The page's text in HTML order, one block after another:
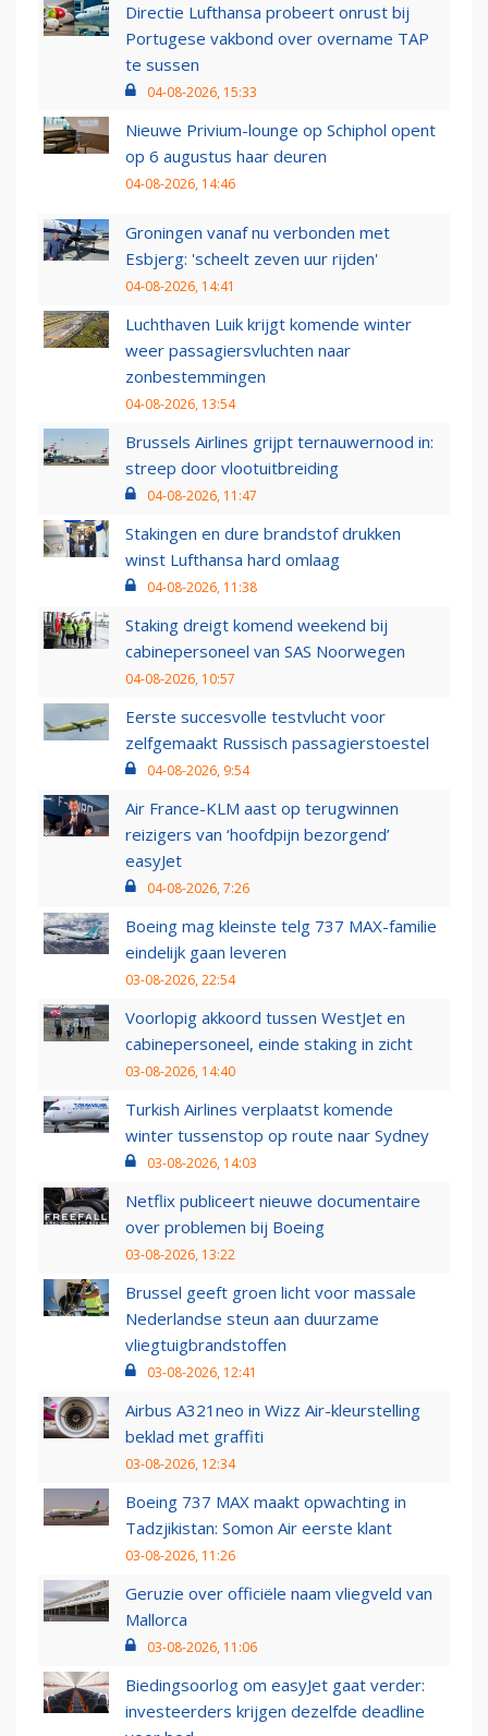
Directie Lufthansa probeert onrust bij
Portugese vakbond over overname TAP
te sussen
04-08-2026, 15:33
Nieuwe Privium-lounge op Schiphol opent
op 6 augustus haar deuren
04-08-2026, 14:46
Groningen vanaf nu verbonden met
Esbjerg: 'scheelt zeven uur rijden'
04-08-2026, 14:41
Luchthaven Luik krijgt komende winter
weer passagiersvluchten naar
zonbestemmingen
04-08-2026, 13:54
Brussels Airlines grijpt ternauwernood in:
streep door vlootuitbreiding
04-08-2026, 11:47
Stakingen en dure brandstof drukken
winst Lufthansa hard omlaag
04-08-2026, 11:38
Staking dreigt komend weekend bij
cabinepersoneel van SAS Noorwegen
04-08-2026, 10:57
Eerste succesvolle testvlucht voor
zelfgemaakt Russisch passagierstoestel
04-08-2026, 9:54
Air France-KLM aast op terugwinnen
reizigers van ‘hoofdpijn bezorgend’
easyJet
04-08-2026, 7:26
Boeing mag kleinste telg 737 MAX-familie
eindelijk gaan leveren
03-08-2026, 22:54
Voorlopig akkoord tussen WestJet en
cabinepersoneel, einde staking in zicht
03-08-2026, 14:40
Turkish Airlines verplaatst komende
winter tussenstop op route naar Sydney
03-08-2026, 14:03
Netflix publiceert nieuwe documentaire
over problemen bij Boeing
03-08-2026, 13:22
Brussel geeft groen licht voor massale
Nederlandse steun aan duurzame
vliegtuigbrandstoffen
03-08-2026, 12:41
Airbus A321neo in Wizz Air-kleurstelling
beklad met graffiti
03-08-2026, 12:34
Boeing 737 MAX maakt opwachting in
Tadzjikistan: Somon Air eerste klant
03-08-2026, 11:26
Geruzie over officiële naam vliegveld van
Mallorca
03-08-2026, 11:06
Biedingsoorlog om easyJet gaat verder:
investeerders krijgen dezelfde deadline